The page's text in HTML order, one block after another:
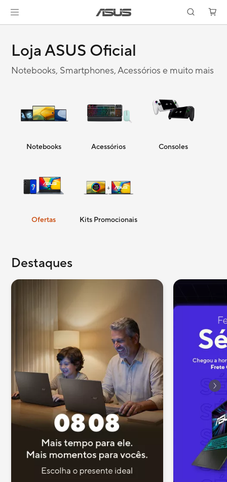
Loja ASUS Oficial
Notebooks, Smartphones, Acessórios e muito mais
Notebooks Acessórios Consoles
Ofertas Kits Promocionais
Destaques